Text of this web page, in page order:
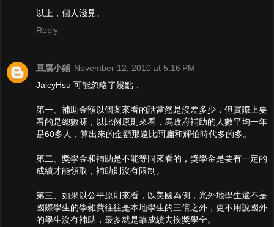
以上，個人淺見。
Reply
豆腐小鋪 November 12, 2010 at 5:16 PM
JaicyHsu 可能忽略了幾點，
第一、補助金額以個案來看的話當然是沒差多少，但實際上要
看的是總數呀，以比例原則來看，馬政府補助的人數平均一年
是60多人，算出來的金額那遠比阿扁和輝伯時代多的多。
第二、獎學金和補助是不能等同來看的，獎學金是要有一定的
成績才能領取，補助則沒有限制。
第三、如果以公平原則來看，以美國為例，光外地學生還不是
國際學生的學雜費往往是本地學生的三倍之外，更不用說國外
的學生沒有補助，最多就是靠成績去換獎學全。